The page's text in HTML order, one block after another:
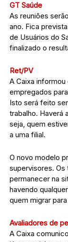
GT Saúde
As reuniões
ano. Fica
de Usuários do
finalizado o
Ret/PV
A Caixa
empregados
Isto será feito
trabalho. Haverá
seja, quem
a uma filial.
O novo modelo
supervisores. Os
permanecer na
havendo
quem migrar
Avaliadores de
A Caixa